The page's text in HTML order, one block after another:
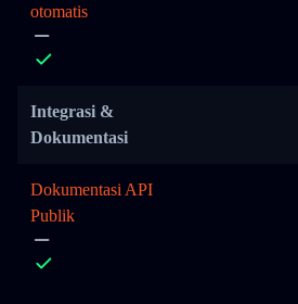
otomatis
Integrasi &
Dokumentasi
Dokumentasi API
Publik